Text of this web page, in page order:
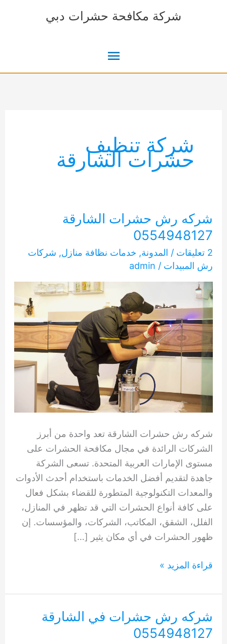
شركة مكافحة حشرات دبي
القائمة
شركة تنظيف
حشرات الشارقة
شركه رش حشرات الشارقة
0554948127
2 تعليقات / المدونة, خدمات نظافة منازل, شركات
رش المبيدات /
admin
شركه رش حشرات الشارقة تعد واحدة من أبرز
الشركات الرائدة في مجال مكافحة الحشرات على
مستوى الإمارات العربية المتحدة. تسعى الشركة
جاهدة لتقديم أفضل الخدمات باستخدام أحدث الأدوات
والمعدات التكنولوجية المتطورة للقضاء بشكل فعال
على كافة أنواع الحشرات التي قد تظهر في المنازل،
الفلل، الشقق، المكاتب، الشركات، والمؤسسات. إن
ظهور الحشرات في أي مكان يثير […]
شركه
حشرات
الشارقة
0554948127
قراءة المزيد »
شركه رش حشرات في الشارقة
0554948127